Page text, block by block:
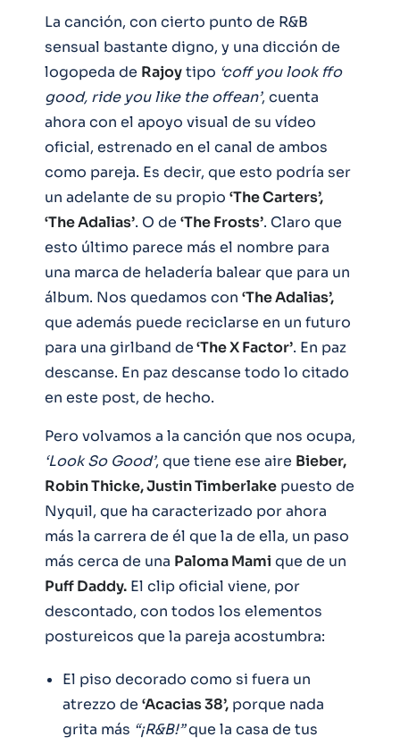
La canción, con cierto punto de R&B
sensual bastante digno, y una dicción de
logopeda de Rajoytipo ‘coff you look ffo
good, ride you like the offean’, cuenta
ahora con el apoyo visual de su vídeo
oficial, estrenado en el canal de ambos
como pareja. Es decir, que esto podría ser
un adelante de su propio ‘The Carters’,
‘The Adalias’. O de ‘The Frosts’. Claro que
esto último parece más el nombre para
una marca de heladería balear que para un
álbum. Nos quedamos con ‘The Adalias’,
que además puede reciclarse en un futuro
para una girlband de‘The X Factor’. En paz
descanse. En paz descanse todo lo citado
en este post, de hecho.
Pero volvamos a la canción que nos ocupa,
‘Look So Good’, que tiene ese aire Bieber,
Robin Thicke, Justin Timberlake puesto de
Nyquil, que ha caracterizado por ahora
más la carrera de él que la de ella, un paso
más cerca de una Paloma Mami que de un
Puff Daddy. El clip oficial viene, por
descontado, con todos los elementos
postureicos que la pareja acostumbra:
El piso decorado como si fuera un
atrezzo de ‘Acacias 38’, porque nada
grita más “¡R&B!”que la casa de tus